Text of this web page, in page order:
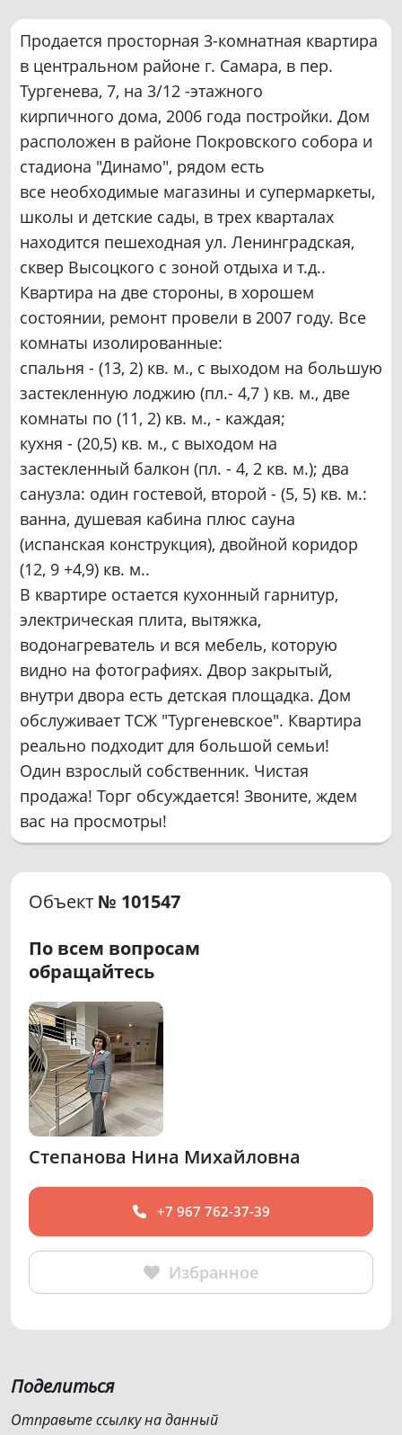
Продается просторная 3-комнатная квартира
в центральном районе г. Самара, в пер.
Тургенева, 7, на 3/12 -этажного
кирпичного дома, 2006 года постройки. Дом
расположен в районе Покровского собора и
стадиона "Динамо", рядом есть
все необходимые магазины и супермаркеты,
школы и детские сады, в трех кварталах
находится пешеходная ул. Ленинградская,
сквер Высоцкого с зоной отдыха и т.д..
Квартира на две стороны, в хорошем
состоянии, ремонт провели в 2007 году. Все
комнаты изолированные:
спальня - (13, 2) кв. м., с выходом на большую
застекленную лоджию (пл.- 4,7 ) кв. м., две
комнаты по (11, 2) кв. м., - каждая;
кухня - (20,5) кв. м., с выходом на
застекленный балкон (пл. - 4, 2 кв. м.); два
санузла: один гостевой, второй - (5, 5) кв. м.:
ванна, душевая кабина плюс сауна
(испанская конструкция), двойной коридор
(12, 9 +4,9) кв. м..
В квартире остается кухонный гарнитур,
электрическая плита, вытяжка,
водонагреватель и вся мебель, которую
видно на фотографиях. Двор закрытый,
внутри двора есть детская площадка. Дом
обслуживает ТСЖ "Тургеневское". Квартира
реально подходит для большой семьи!
Один взрослый собственник. Чистая
продажа! Торг обсуждается! Звоните, ждем
вас на просмотры!
Объект № 101547
По всем вопросам
обращайтесь
Степанова Нина Михайловна
+7 967 762-37-39
Избранное
Поделиться
Отправьте ссылку на данный